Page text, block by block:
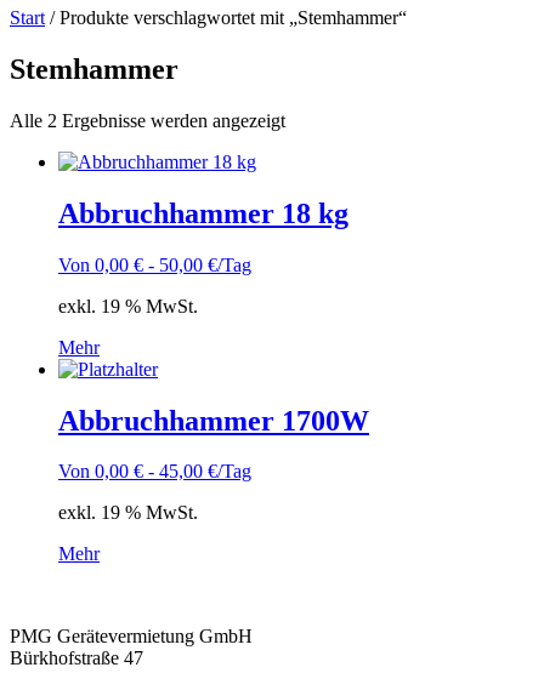
Start / Produkte verschlagwortet mit „Stemhammer“
Stemhammer
Alle 2 Ergebnisse werden angezeigt
Abbruchhammer 18 kg
Von 0,00 € - 50,00 €/Tag
exkl. 19 % MwSt.
Mehr
Abbruchhammer 1700W
Von 0,00 € - 45,00 €/Tag
exkl. 19 % MwSt.
Mehr
PMG Gerätevermietung GmbH
Bürkhofstraße 47